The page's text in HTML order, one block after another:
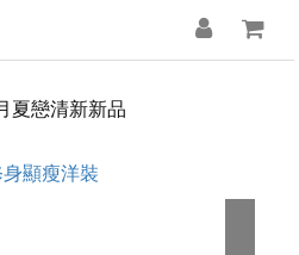
夏戀清新新品